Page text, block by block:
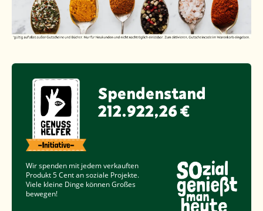
Spendenstand
212.922,26 €
Wir spenden mit jedem verkauften
Produkt5 Centan soziale Projekte.
Viele kleine Dinge können Großes
bewegen!